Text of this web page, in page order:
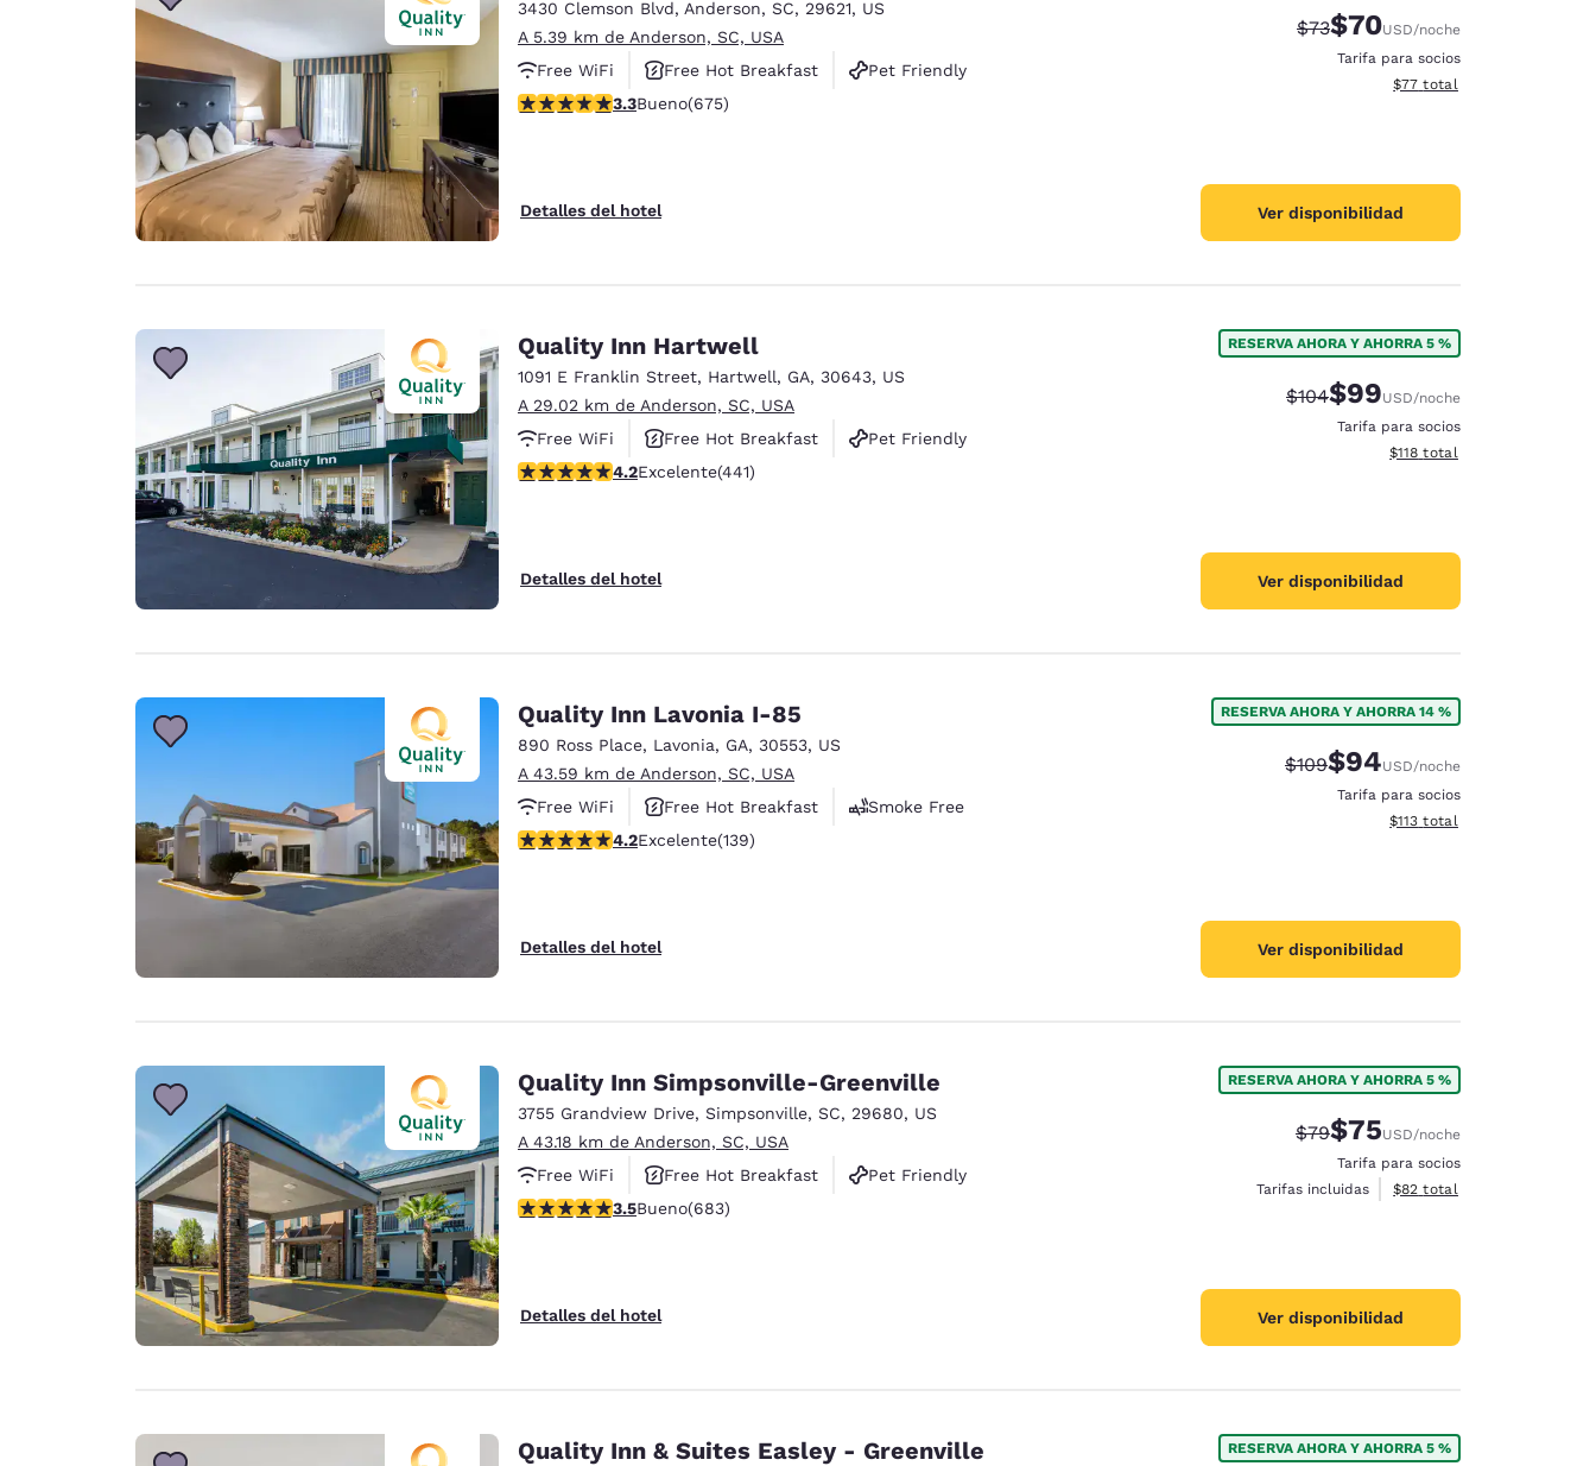
Français
Deutschland Germany
Spain
English
United Kingdom
English
Asia-Pacífico
Australia
English English
3430 Clemson Blvd, Anderson, SC, 29621, US
A 5.39 km de Anderson, SC, USA
Free WiFi
Free Hot Breakfast
Pet Friendly
calificación de 3.34 estrellas. Bueno. 675 reseñas
3.3Bueno(675)
Detalles del hotel
Precio tachado:
$73Precio con descuento:
$70USD/noche
Tarifa para socios
Ver detalles del total
$77 total
Ver disponibilidad
Quality Inn Hartwell
1091 E Franklin Street, Hartwell, GA, 30643, US
A 29.02 km de Anderson, SC, USA
Free WiFi
Free Hot Breakfast
Pet Friendly
calificación de 4.2 estrellas. Excelente. 441 reseñas
4.2Excelente(441)
Detalles del hotel
RESERVA AHORA Y AHORRA 5 %
Precio tachado:
$104Precio con descuento:
$99USD/noche
Tarifa para socios
Ver detalles del total
$118 total
Ver disponibilidad
Quality Inn Lavonia I-85
890 Ross Place, Lavonia, GA, 30553, US
A 43.59 km de Anderson, SC, USA
Free WiFi
Free Hot Breakfast
Smoke Free
calificación de 4.24 estrellas. Excelente. 139 reseñas
4.2Excelente(139)
Detalles del hotel
RESERVA AHORA Y AHORRA 14 %
Precio tachado:
$109Precio con descuento:
$94USD/noche
Tarifa para socios
Ver detalles del total
$113 total
Ver disponibilidad
Quality Inn Simpsonville-Greenville
3755 Grandview Drive, Simpsonville, SC, 29680, US
A 43.18 km de Anderson, SC, USA
Free WiFi
Free Hot Breakfast
Pet Friendly
calificación de 3.52 estrellas. Bueno. 683 reseñas
3.5Bueno(683)
Detalles del hotel
RESERVA AHORA Y AHORRA 5 %
Precio tachado:
$79Precio con descuento:
$75USD/noche
Tarifa para socios
Tarifas incluidas
Ver detalles del total
$82 total
Ver disponibilidad
Quality Inn & Suites Easley - Greenville RESERVA AHORA Y AHORRA 5 %